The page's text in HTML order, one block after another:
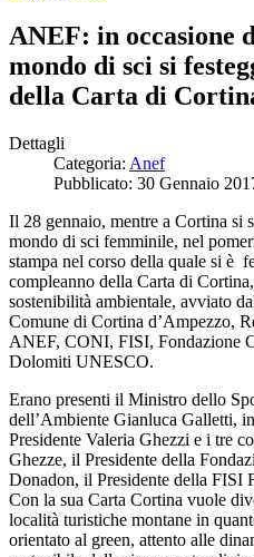
ANEF: in occasione
mondo di sci si
della Carta di
Dettagli
Categoria: Anef
Pubblicato: 30 Gennaio
Il 28 gennaio, mentre a Cortina si
mondo di sci femminile, nel
stampa nel corso della quale si è
compleanno della Carta di
sostenibilità ambientale, avviato
Comune di Cortina d’Ampezzo,
ANEF, CONI, FISI, Fondazione
Dolomiti UNESCO.
Erano presenti il Ministro dello
dell’Ambiente Gianluca Galletti,
Presidente Valeria Ghezzi e i tre
Ghezze, il Presidente della
Donadon, il Presidente della FISI
Con la sua Carta Cortina vuole
località turistiche montane in
orientato al green, attento alle